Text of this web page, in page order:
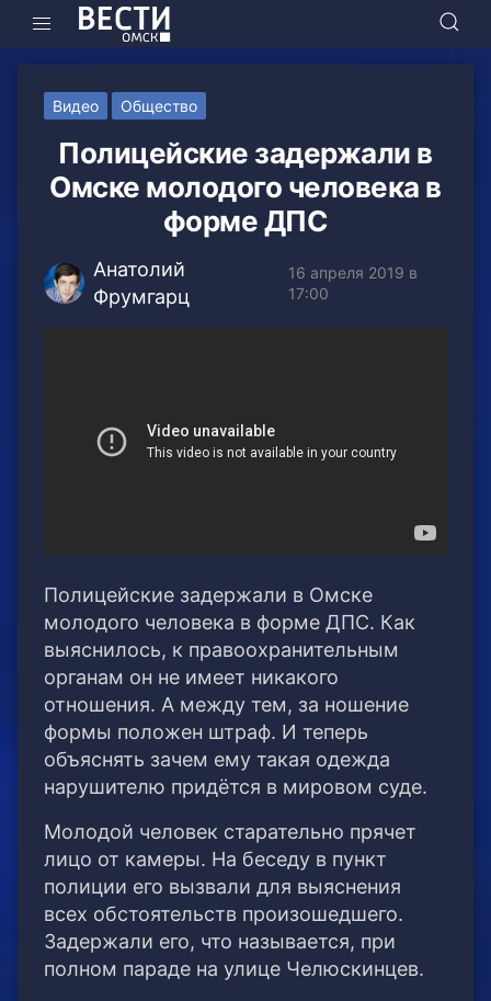
Видео Общество
Полицейские задержали в
Омске молодого человека в
форме ДПС
Анатолий
Фрумгарц
16 апреля 2019 в
17:00
Полицейские задержали в Омске
молодого человека в форме ДПС. Как
выяснилось, к правоохранительным
органам он не имеет никакого
отношения. А между тем, за ношение
формы положен штраф. И теперь
объяснять зачем ему такая одежда
нарушителю придётся в мировом суде.
Молодой человек старательно прячет
лицо от камеры. На беседу в пункт
полиции его вызвали для выяснения
всех обстоятельств произошедшего.
Задержали его, что называется, при
полном параде на улице Челюскинцев.